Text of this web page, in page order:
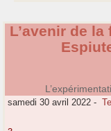
L’avenir de
samedi 30 avril 2022 -